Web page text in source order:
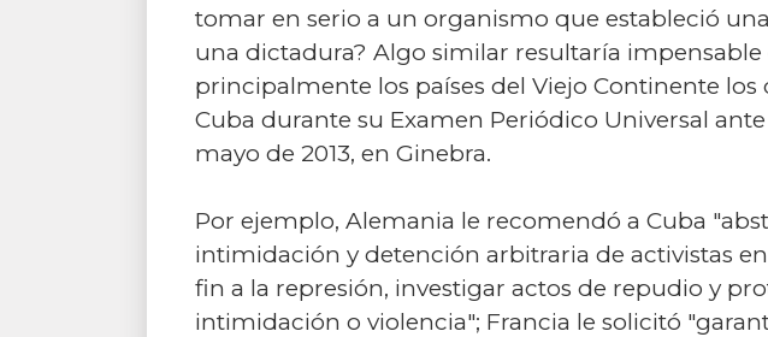
tomar en serio a un organismo que estableció
una dictadura? Algo similar resultaría
principalmente los países del Viejo Continente
Cuba durante su Examen Periódico Universal
mayo de 2013, en Ginebra.
Por ejemplo, Alemania le recomendó a Cuba
intimidación y detención arbitraria de activistas
fin a la represión, investigar actos de repudio y
intimidación o violencia"; Francia le solicitó